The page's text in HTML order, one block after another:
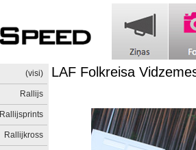
(visi)
Rallijs
Rallijsprints
Rallijkross
LAF Folkreisa